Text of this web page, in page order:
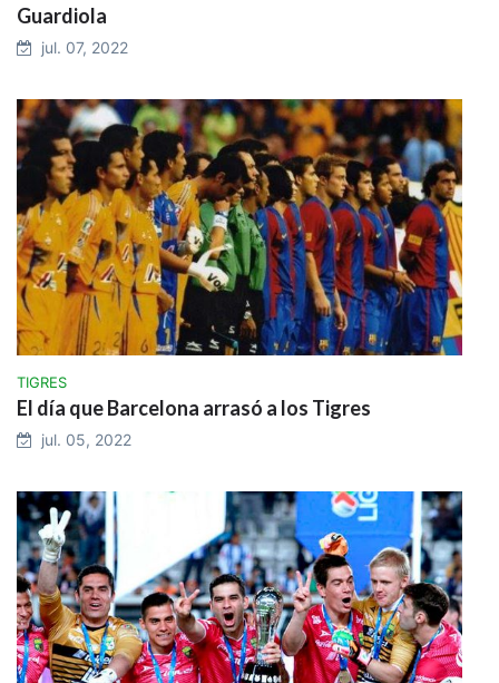
Guardiola
jul. 07, 2022
TIGRES
El día que Barcelona arrasó a los Tigres
jul. 05, 2022